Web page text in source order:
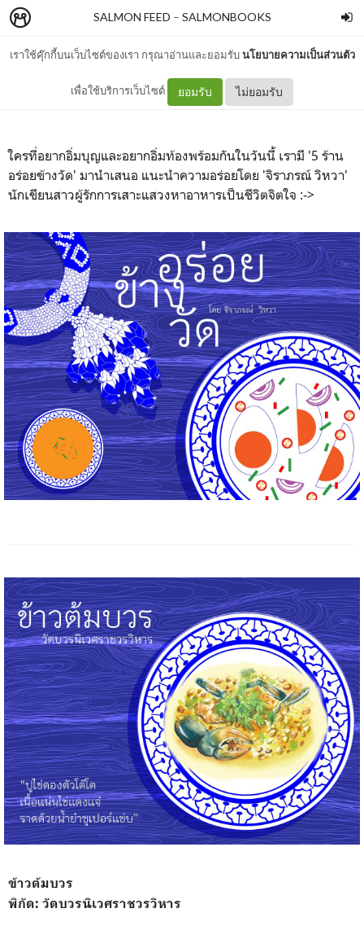
เราใช้คุ๊กกี้บนเว็บไซต์ของเรา กรุณาอ่านและยอมรับนโยบายความเป็นส่วนตัว
เพื่อใช้บริการเว็บไซต์ ยอมรับ ไม่ยอมรับ
SALMON FEED – SALMONBOOKS
อร่อยข้างวัด
ใครที่อยากอิ่มบุญและอยากอิ่มท้องพร้อมกันในวันนี้ เรามี '5 ร้าน
อร่อยข้างวัด' มานำเสนอ แนะนำความอร่อยโดย 'จิราภรณ์ วิหวา'
นักเขียนสาวผู้รักการเสาะแสวงหาอาหารเป็นชีวิตจิตใจ :->
ข้าวต้มบวร
พิกัด: วัดบวรนิเวศราชวรวิหาร